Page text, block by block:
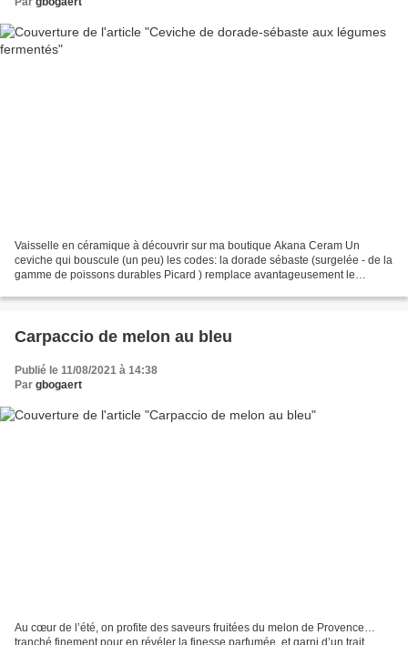
Vaisselle en céramique à découvrir sur ma boutique Akana Ceram Un
ceviche qui bouscule (un peu) les codes: la dorade sébaste (surgelée - de la
gamme de poissons durables Picard ) remplace avantageusement le
Carpaccio de melon au bleu
Publié le 11/08/2021 à 14:38
Par gbogaert
Au cœur de l’été, on profite des saveurs fruitées du melon de Provence…
tranché finement pour en révéler la finesse parfumée, et garni d’un trait